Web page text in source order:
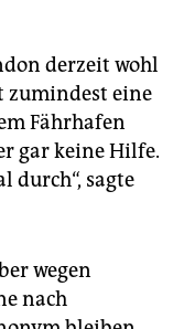
derzeit wohl
zumindest eine
Fährhafen
gar keine Hilfe.
durch“, sagte
wegen
nach